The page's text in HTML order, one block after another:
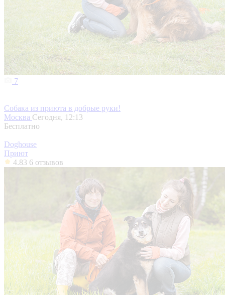
7
Собака из приюта в добрые руки!
Москва Сегодня, 12:13
Бесплатно
Doghouse
Приют
4.83 6 отзывов